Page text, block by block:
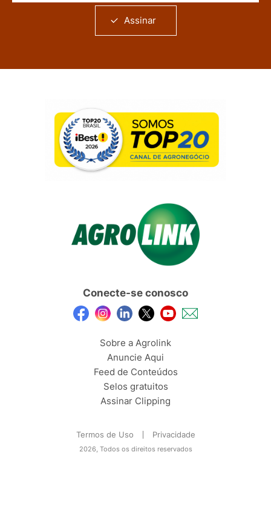
Assinar
Conecte-se conosco
Sobre a Agrolink
Anuncie Aqui
Feed de Conteúdos
Selos gratuitos
Assinar Clipping
Termos de Uso Privacidade
2026, Todos os direitos reservados